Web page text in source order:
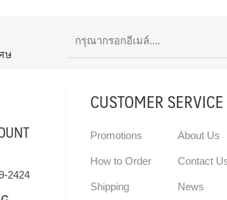
ษ
2424
CUSTOMER SERVICE
Promotions
How to Order
Shipping
About Us
Contact
News